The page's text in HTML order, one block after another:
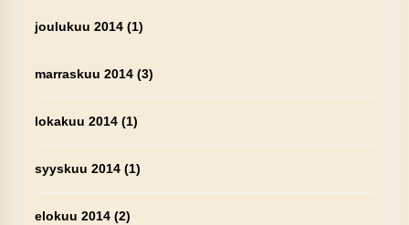
joulukuu 2014(1)
marraskuu 2014(3)
lokakuu 2014(1)
syyskuu 2014(1)
elokuu 2014(2)